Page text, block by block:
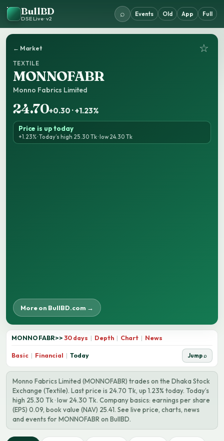
BullBD
DSE Live · v2
⌕ Events Old App Full
← Market ☆
TEXTILE
MONNOFABR
Monno Fabrics Limited
24.70+0.30 · +1.23%
Price is up today
+1.23% · Today’s high 25.30 Tk · low 24.30 Tk
More on BullBD.com →
MONNOFABR>> 30 days | Depth | Chart | News
Basic | Financial | Today Jump ⌕
Monno Fabrics Limited (MONNOFABR) trades on the Dhaka Stock
Exchange (Textile). Last price is 24.70 Tk, up 1.23% today. Today’s
high 25.30 Tk · low 24.30 Tk. Company basics: earnings per share
(EPS) 0.09, book value (NAV) 25.41. See live price, charts, news
and events for MONNOFABR on BullBD.